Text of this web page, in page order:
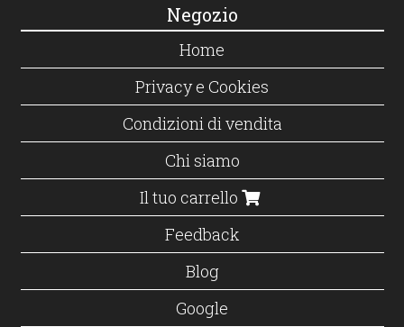
Negozio
Home
Privacy e Cookies
Condizioni di vendita
Chi siamo
Il tuo carrello
Feedback
Blog
Google